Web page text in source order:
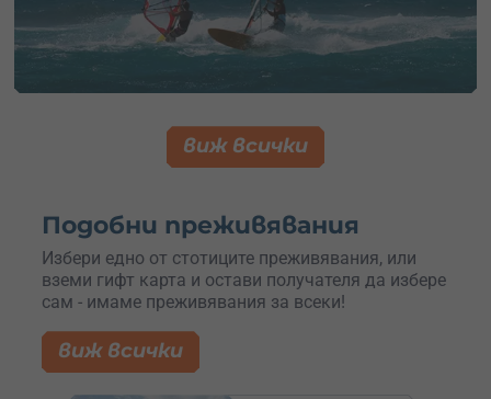
виж всички
Подобни преживявания
Избери едно от стотиците преживявания, или
вземи гифт карта и остави получателя да избере
сам - имаме преживявания за всеки!
виж всички